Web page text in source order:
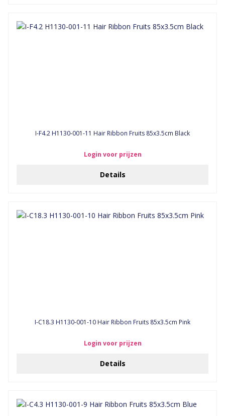
I-F4.2 H1130-001-11 Hair Ribbon Fruits 85x3.5cm Black
Login voor prijzen
Details
I-C18.3 H1130-001-10 Hair Ribbon Fruits 85x3.5cm Pink
Login voor prijzen
Details